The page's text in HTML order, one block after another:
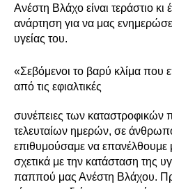
Ανέστη Βλάχο είναι τεράστιο κι
ανάρτηση για να μας
υγείας του.
«Σεβόμενοι το βαρύ κλίμα που
από τις εφιαλτικές
συνέπειες των καταστροφικών
τελευταίων ημερών, σε
επιθυμούσαμε να επανέλθουμε
σχετικά με την κατάσταση της
παππού μας Ανέστη Βλάχου.